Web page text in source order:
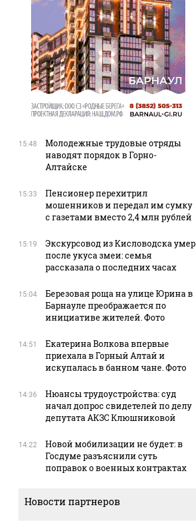
15:48
Молодежные трудовые отряды
наводят порядок в Горно-
Алтайске
15:33
Пенсионер перехитрил
мошенников и передал им сумку
с газетами вместо 2,4 млн рублей
15:19
Экскурсовод из Кисловодска умер
после укуса змеи: семья
рассказала о последних часах
15:04
Березовая роща на улице Юрина в
Барнауле преображается по
инициативе жителей. Фото
14:51
Екатерина Волкова впервые
приехала в Горный Алтай и
искупалась в банном чане. Фото
14:36
Нюансы трудоустройства: суд
начал допрос свидетелей по делу
депутата АКЗС Клюшниковой
14:22
Новой мобилизации не будет: в
Госдуме разъяснили суть
поправок о военных контрактах
Новости партнеров